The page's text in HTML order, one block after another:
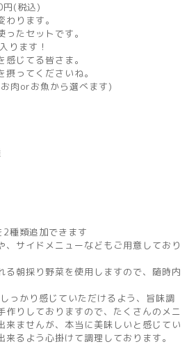
(税込)
ります。
たセットです。
ります！
感じてる皆さま。
ってくださいね。
肉orお魚から選べます)
類追加できます
、サイドメニューなどもご用意しており
る朝採り野菜を使用しますので、随時内
っかり感じていただけるよう、旨味調
作りしておりますので、たくさんのメニ
来ませんが、本当に美味しいと感じてい
るよう心掛けて調理しております。